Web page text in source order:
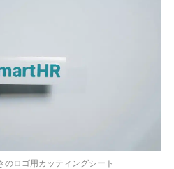
のロゴ用カッティングシート